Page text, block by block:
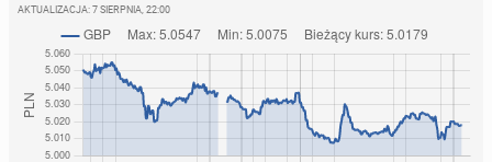
AKTUALIZACJA: 7 SIERPNIA, 22:00